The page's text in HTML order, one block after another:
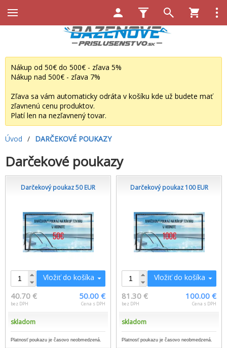
Nákup od 50€ do 500€ - zľava 5%
Nákup nad 500€ - zľava 7%
Zľava sa vám automaticky odráta v košíku kde už budete mať
zľavnenú cenu produktov.
Platí len na nezľavnený tovar.
Úvod / DARČEKOVÉ POUKAZY
Darčekové poukazy
Darčekový poukaz 50 EUR
Vložiť do košíka
40.70 €
bez DPH
50.00 €
Cena s DPH
skladom
Platnosť poukazu je časovo neobmedzená.
Darčekový poukaz 100 EUR
Vložiť do košíka
81.30 €
bez DPH
100.00 €
Cena s DPH
skladom
Platnosť poukazu je časovo neobmedzená.